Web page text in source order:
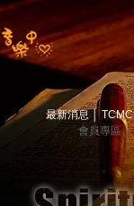
最新消息
會員專區│